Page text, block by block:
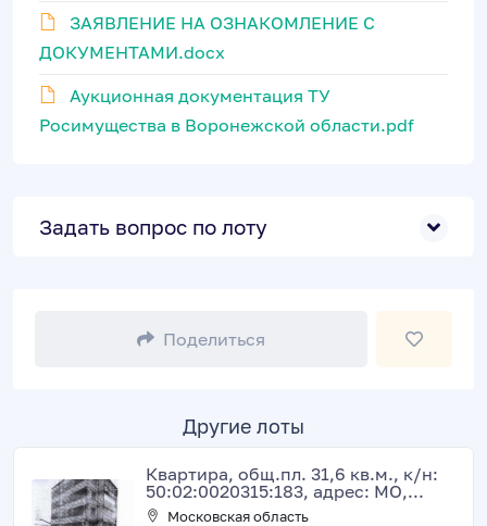
ЗАЯВЛЕНИЕ НА ОЗНАКОМЛЕНИЕ С
ДОКУМЕНТАМИ.docx
Аукционная документация ТУ
Росимущества в Воронежской области.pdf
Задать вопрос по лоту
Поделиться
Другие лоты
Квартира, общ.пл. 31,6 кв.м., к/н:
50:02:0020315:183, адрес: МО,...
Московская область